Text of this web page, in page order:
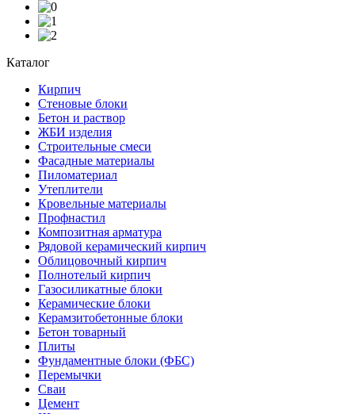
Каталог
Кирпич
Стеновые блоки
Бетон и раствор
ЖБИ изделия
Строительные смеси
Фасадные материалы
Пиломатериал
Утеплители
Кровельные материалы
Профнастил
Композитная арматура
Рядовой керамический кирпич
Облицовочный кирпич
Полнотелый кирпич
Газосиликатные блоки
Керамические блоки
Керамзитобетонные блоки
Бетон товарный
Плиты
Фундаментные блоки (ФБС)
Перемычки
Сваи
Цемент